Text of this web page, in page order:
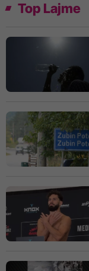
Top Lajme